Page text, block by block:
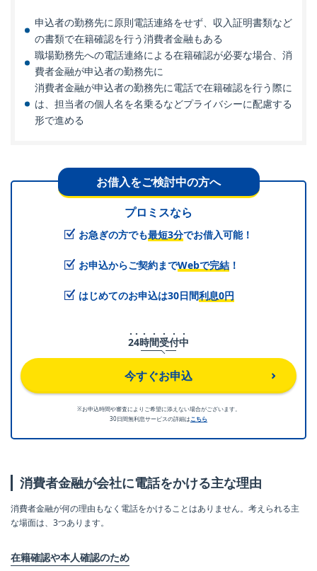
申込者の勤務先に原則電話連絡をせず、収入証明書類など
の書類で在籍確認を行う消費者金融もある
職場勤務先への電話連絡による在籍確認が必要な場合、消
費者金融が申込者の勤務先に
消費者金融が申込者の勤務先に電話で在籍確認を行う際に
は、担当者の個人名を名乗るなどプライバシーに配慮する
形で進める
お借入をご検討中の方へ
プロミスなら
お急ぎの方でも最短3分でお借入可能！
お申込からご契約までWebで完結 ！
はじめてのお申込は30日間利息0円
24時間受付中
今すぐお申込
※お申込時間や審査によりご希望に添えない場合がございます。
30日間無利息サービスの詳細はこちら
消費者金融が会社に電話をかける主な理由
消費者金融が何の理由もなく電話をかけることはありません。考えられる主
な場面は、3つあります。
在籍確認や本人確認のため